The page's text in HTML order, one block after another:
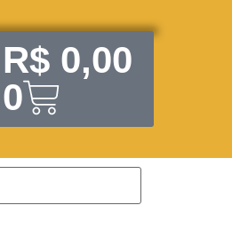
R$0,00
0